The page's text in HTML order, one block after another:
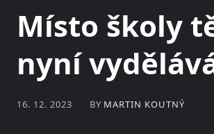
Místo školy
nyní
16. 12. 2023 BY MARTIN KOUTNÝ